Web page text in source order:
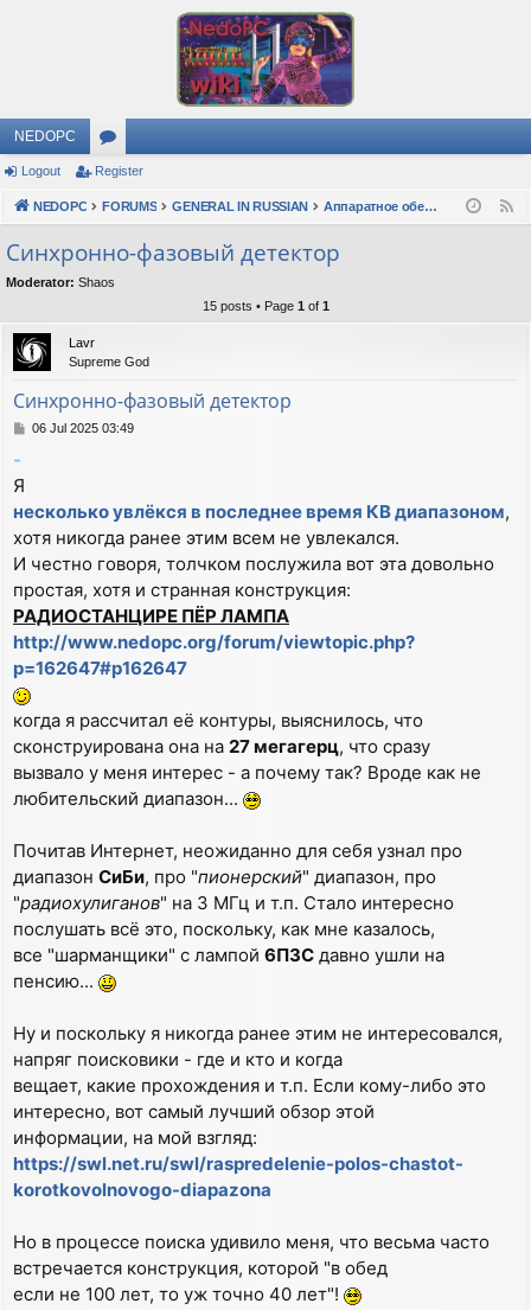
NEDOPC
or
u
s
Logout Register
NEDOPC FORUMS GENERAL IN RUSSIAN Аппаратное обеспечение
Синхронно-фазовый детектор
Moderator: Shaos
15 posts • Page 1 of 1
Lavr
Supreme God
Синхронно-фазовый детектор
P06 Jul 2025 03:49
-
Я
несколько увлёкся в последнее время КВ диапазоном,
хотя никогда ранее этим всем не увлекался.
И честно говоря, толчком послужила вот эта довольно
простая, хотя и странная конструкция:
РАДИОСТАНЦИРЕ ПЁР ЛАМПА
http://www.nedopc.org/forum/viewtopic.php?
p=162647#p162647
когда я рассчитал её контуры, выяснилось, что
сконструирована она на 27 мегагерц, что сразу
вызвало у меня интерес - а почему так? Вроде как не
любительский диапазон...
Почитав Интернет, неожиданно для себя узнал про
диапазон СиБи, про "пионерский" диапазон, про
"радиохулиганов" на 3 МГц и т.п. Стало интересно
послушать всё это, поскольку, как мне казалось,
все "шарманщики" с лампой 6П3С давно ушли на
пенсию...
Ну и поскольку я никогда ранее этим не интересовался,
напряг поисковики - где и кто и когда
вещает, какие прохождения и т.п. Если кому-либо это
интересно, вот самый лучший обзор этой
информации, на мой взгляд:
https://swl.net.ru/swl/raspredelenie-polos-chastot-
korotkovolnovogo-diapazona
Но в процессе поиска удивило меня, что весьма часто
встречается конструкция, которой "в обед
если не 100 лет, то уж точно 40 лет"!